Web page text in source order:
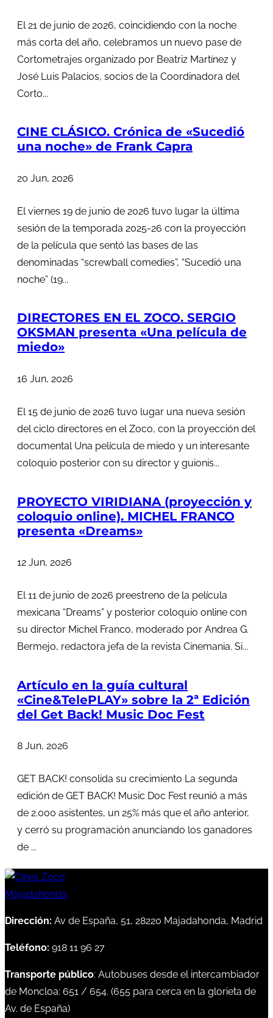
El 21 de junio de 2026, coincidiendo con la noche
más corta del año, celebramos un nuevo pase de
Cortometrajes organizado por Beatriz Martínez y
José Luis Palacios, socios de la Coordinadora del
Corto...
CINE CLÁSICO. Crónica de «Sucedió
una noche» de Frank Capra
20 Jun, 2026
El viernes 19 de junio de 2026 tuvo lugar la última
sesión de la temporada 2025-26 con la proyección
de la película que sentó las bases de las
denominadas “screwball comedies”, “Sucedió una
noche” (19...
DIRECTORES EN EL ZOCO. SERGIO
OKSMAN presenta «Una película de
miedo»
16 Jun, 2026
El 15 de junio de 2026 tuvo lugar una nueva sesión
del ciclo directores en el Zoco, con la proyección del
documental Una película de miedo y un interesante
coloquio posterior con su director y guionis...
PROYECTO VIRIDIANA (proyección y
coloquio online). MICHEL FRANCO
presenta «Dreams»
12 Jun, 2026
El 11 de junio de 2026 preestreno de la película
mexicana “Dreams” y posterior coloquio online con
su director Michel Franco, moderado por Andrea G.
Bermejo, redactora jefa de la revista Cinemania. Si...
Artículo en la guía cultural
«Cine&TelePLAY» sobre la 2ª Edición
del Get Back! Music Doc Fest
8 Jun, 2026
GET BACK! consolida su crecimiento La segunda
edición de GET BACK! Music Doc Fest reunió a más
de 2.000 asistentes, un 25% más que el año anterior,
y cerró su programación anunciando los ganadores
de ...
Dirección: Av de España, 51, 28220 Majadahonda, Madrid
Teléfono: 918 11 96 27
Transporte público: Autobuses desde el intercambiador
de Moncloa: 651 / 654. (655 para cerca en la glorieta de
Av. de España)